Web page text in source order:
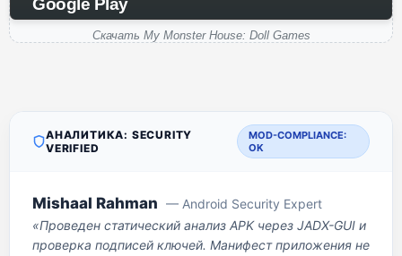
Google Play
Скачать My Monster House: Doll Games
АНАЛИТИКА: SECURITY
VERIFIED
MOD-COMPLIANCE:
OK
Mishaal Rahman — Android Security Expert
«Проведен статический анализ APK через JADX-GUI и
проверка подписей ключей. Манифест приложения не